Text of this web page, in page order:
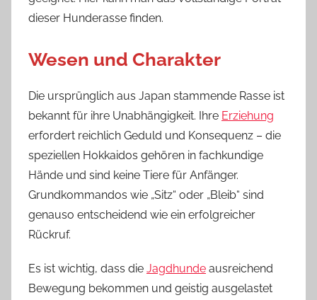
dieser Hunderasse finden.
Wesen und Charakter
Die ursprünglich aus Japan stammende Rasse ist
bekannt für ihre Unabhängigkeit. Ihre Erziehung
erfordert reichlich Geduld und Konsequenz – die
speziellen Hokkaidos gehören in fachkundige
Hände und sind keine Tiere für Anfänger.
Grundkommandos wie „Sitz“ oder „Bleib“ sind
genauso entscheidend wie ein erfolgreicher
Rückruf.
Es ist wichtig, dass die Jagdhunde ausreichend
Bewegung bekommen und geistig ausgelastet